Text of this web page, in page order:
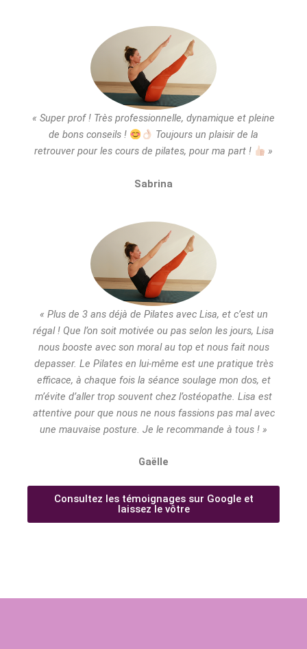
« Super prof ! Très professionnelle, dynamique et pleine
de bons conseils !
Toujours un plaisir de la
retrouver pour les cours de pilates, pour ma part !
»
Sabrina
« Plus de 3 ans déjà de Pilates avec Lisa, et c’est un
régal ! Que l’on soit motivée ou pas selon les jours, Lisa
nous booste avec son moral au top et nous fait nous
depasser. Le Pilates en lui-même est une pratique très
efficace, à chaque fois la séance soulage mon dos, et
m’évite d’aller trop souvent chez l’ostéopathe. Lisa est
attentive pour que nous ne nous fassions pas mal avec
une mauvaise posture. Je le recommande à tous ! »
Gaëlle
Consultez les témoignages sur Google et
laissez le vôtre